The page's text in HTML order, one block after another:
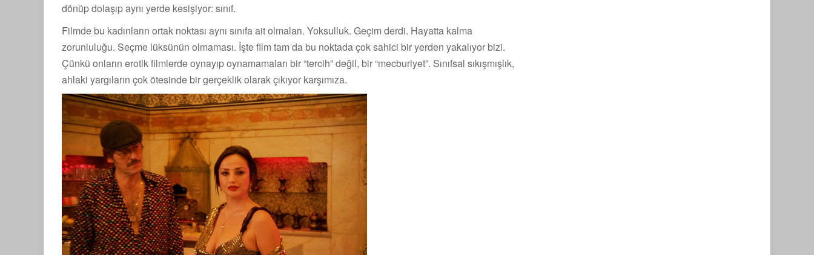
dönüp dolaşıp aynı yerde kesişiyor: sınıf.
Filmde bu kadınların ortak noktası aynı sınıfa ait olmaları. Yoksulluk. Geçim derdi. Hayatta kalma
zorunluluğu. Seçme lüksünün olmaması. İşte film tam da bu noktada çok sahici bir yerden yakalıyor bizi.
Çünkü onların erotik filmlerde oynayıp oynamamaları bir “tercih” değil, bir “mecburiyet”. Sınıfsal sıkışmışlık,
ahlaki yargıların çok ötesinde bir gerçeklik olarak çıkıyor karşımıza.